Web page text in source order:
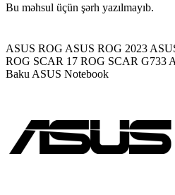
Bu məhsul üçün şərh yazılmayıb.
ASUS ROG ASUS ROG 2023
ROG SCAR 17 ROG SCAR G733
Baku ASUS Notebook